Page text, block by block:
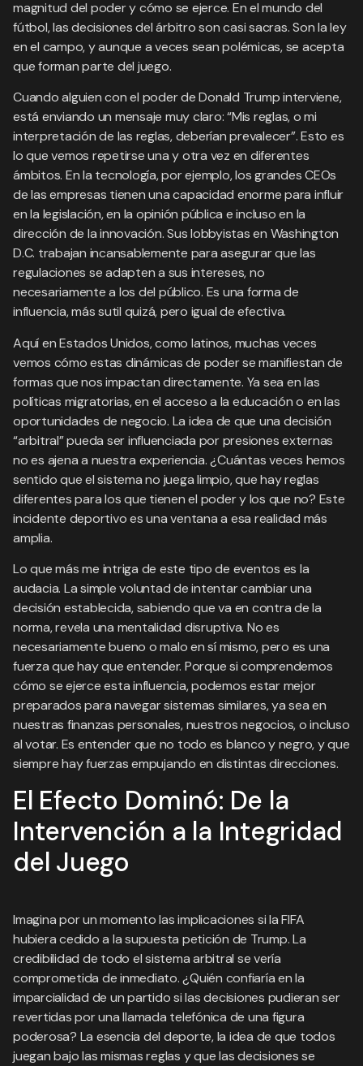
magnitud del poder y cómo se ejerce. En el mundo del
fútbol, las decisiones del árbitro son casi sacras. Son la ley
en el campo, y aunque a veces sean polémicas, se acepta
que forman parte del juego.
Cuando alguien con el poder de Donald Trump interviene,
está enviando un mensaje muy claro: “Mis reglas, o mi
interpretación de las reglas, deberían prevalecer”. Esto es
lo que vemos repetirse una y otra vez en diferentes
ámbitos. En la tecnología, por ejemplo, los grandes CEOs
de las empresas tienen una capacidad enorme para influir
en la legislación, en la opinión pública e incluso en la
dirección de la innovación. Sus lobbyistas en Washington
D.C. trabajan incansablemente para asegurar que las
regulaciones se adapten a sus intereses, no
necesariamente a los del público. Es una forma de
influencia, más sutil quizá, pero igual de efectiva.
Aquí en Estados Unidos, como latinos, muchas veces
vemos cómo estas dinámicas de poder se manifiestan de
formas que nos impactan directamente. Ya sea en las
políticas migratorias, en el acceso a la educación o en las
oportunidades de negocio. La idea de que una decisión
“arbitral” pueda ser influenciada por presiones externas
no es ajena a nuestra experiencia. ¿Cuántas veces hemos
sentido que el sistema no juega limpio, que hay reglas
diferentes para los que tienen el poder y los que no? Este
incidente deportivo es una ventana a esa realidad más
amplia.
Lo que más me intriga de este tipo de eventos es la
audacia. La simple voluntad de intentar cambiar una
decisión establecida, sabiendo que va en contra de la
norma, revela una mentalidad disruptiva. No es
necesariamente bueno o malo en sí mismo, pero es una
fuerza que hay que entender. Porque si comprendemos
cómo se ejerce esta influencia, podemos estar mejor
preparados para navegar sistemas similares, ya sea en
nuestras finanzas personales, nuestros negocios, o incluso
al votar. Es entender que no todo es blanco y negro, y que
siempre hay fuerzas empujando en distintas direcciones.
El Efecto Dominó: De la
Intervención a la Integridad
del Juego
Imagina por un momento las implicaciones si la FIFA
hubiera cedido a la supuesta petición de Trump. La
credibilidad de todo el sistema arbitral se vería
comprometida de inmediato. ¿Quién confiaría en la
imparcialidad de un partido si las decisiones pudieran ser
revertidas por una llamada telefónica de una figura
poderosa? La esencia del deporte, la idea de que todos
juegan bajo las mismas reglas y que las decisiones se